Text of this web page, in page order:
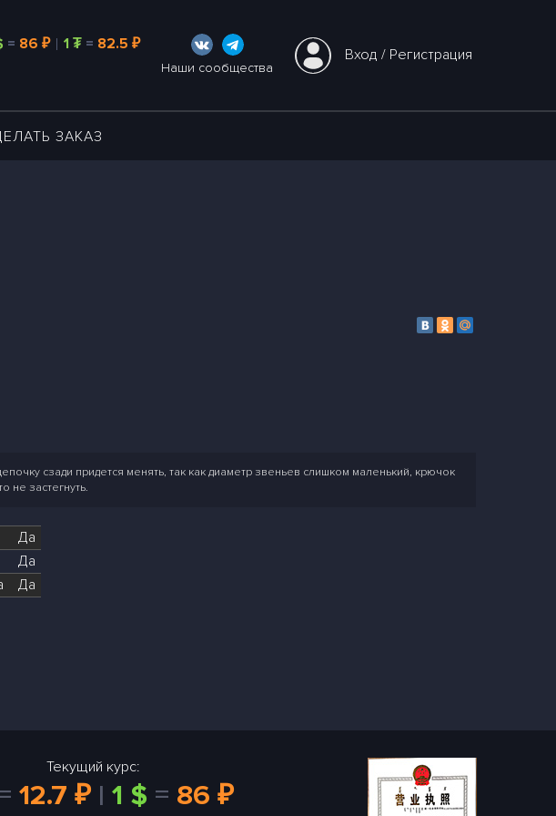
= 86 ₽ 1 ₮= 82.5 ₽
Наши сообщества
Вход / Регистрация
ЗАКАЗ
сзади придется менять, так как диаметр звеньев слишком маленький, крючок
не застегнуть.
Да
Да
Да
Текущий курс:
12.7 ₽ | 1 $ = 86 ₽